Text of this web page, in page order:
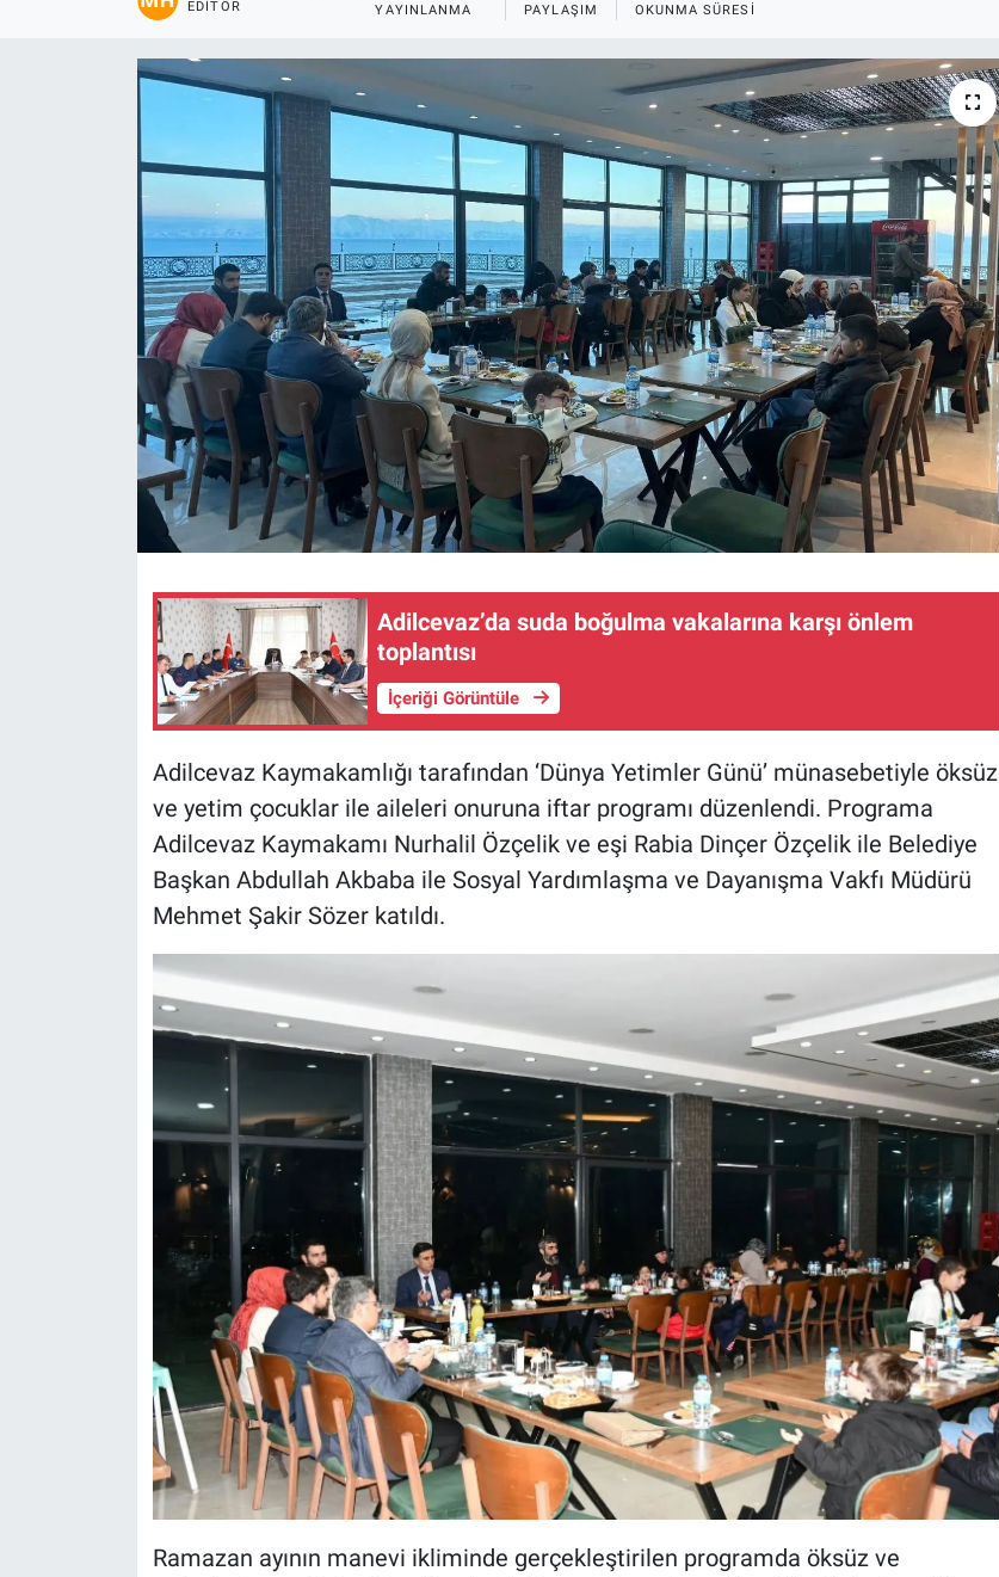
EDITÖR YAYINLANMA PAYLAŞIM OKUNMA SÜRESI
Adilcevaz’da suda boğulma vakalarına karşı önlem
toplantısı
İçeriği Görüntüle
Adilcevaz Kaymakamlığı tarafından ‘Dünya Yetimler Günü’ münasebetiyle öksüz
ve yetim çocuklar ile aileleri onuruna iftar programı düzenlendi. Programa
Adilcevaz Kaymakamı Nurhalil Özçelik ve eşi Rabia Dinçer Özçelik ile Belediye
Başkan Abdullah Akbaba ile Sosyal Yardımlaşma ve Dayanışma Vakfı Müdürü
Mehmet Şakir Sözer katıldı.
Ramazan ayının manevi ikliminde gerçekleştirilen programda öksüz ve
Kültür-Sanat
Magazin
Resmi İlanlar